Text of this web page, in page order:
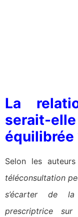
La
serait-
équilibrée
Selon les
téléconsultation
s’écarter de
prescriptrice